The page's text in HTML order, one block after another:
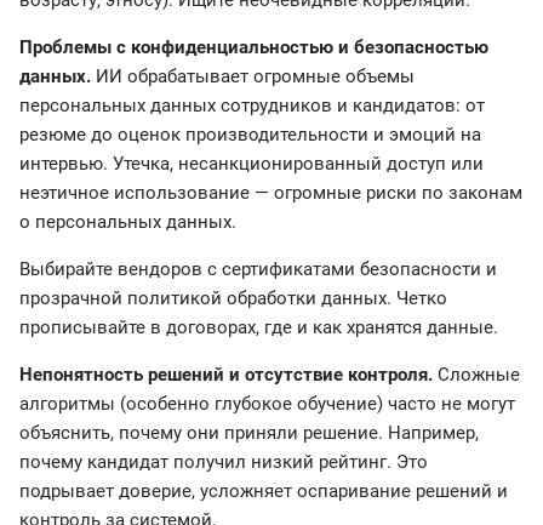
Проблемы с конфиденциальностью и безопасностью
данных. ИИ обрабатывает огромные объемы
персональных данных сотрудников и кандидатов: от
резюме до оценок производительности и эмоций на
интервью. Утечка, несанкционированный доступ или
неэтичное использование — огромные риски по законам
о персональных данных.
Выбирайте вендоров с сертификатами безопасности и
прозрачной политикой обработки данных. Четко
прописывайте в договорах, где и как хранятся данные.
Непонятность решений и отсутствие контроля. Сложные
алгоритмы (особенно глубокое обучение) часто не могут
объяснить, почему они приняли решение. Например,
почему кандидат получил низкий рейтинг. Это
подрывает доверие, усложняет оспаривание решений и
контроль за системой.